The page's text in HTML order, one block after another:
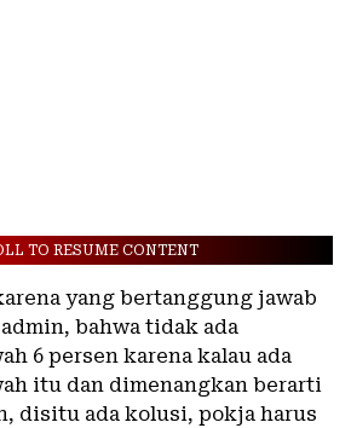
TO RESUME CONTENT
yang bertanggung jawab
bahwa tidak ada
6 persen karena kalau ada
itu dan dimenangkan berarti
disitu ada kolusi, pokja harus